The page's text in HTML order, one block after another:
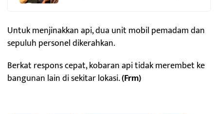
Untuk menjinakkan api, dua unit mobil pemadam dan
sepuluh personel dikerahkan.
Berkat respons cepat, kobaran api tidak merembet ke
bangunan lain di sekitar lokasi.(Frm)